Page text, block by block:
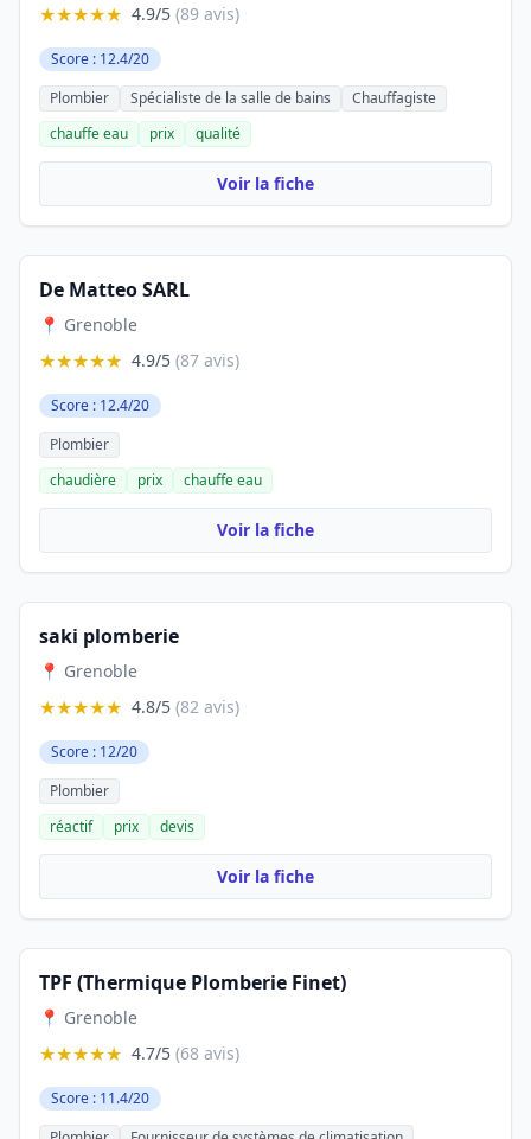
★★★★★ 4.9/5 (89 avis)
Score : 12.4/20
Plombier
Spécialiste de la salle de bains
Chauffagiste
chauffe eau
prix qualité
Voir la fiche
De Matteo SARL
📍 Grenoble
★★★★★ 4.9/5 (87 avis)
Score : 12.4/20
Plombier
chaudière
prix chauffe eau
Voir la fiche
saki plomberie
📍 Grenoble
★★★★★ 4.8/5 (82 avis)
Score : 12/20
Plombier
réactif
prix devis
Voir la fiche
TPF (Thermique Plomberie Finet)
📍 Grenoble
★★★★★ 4.7/5 (68 avis)
Score : 11.4/20